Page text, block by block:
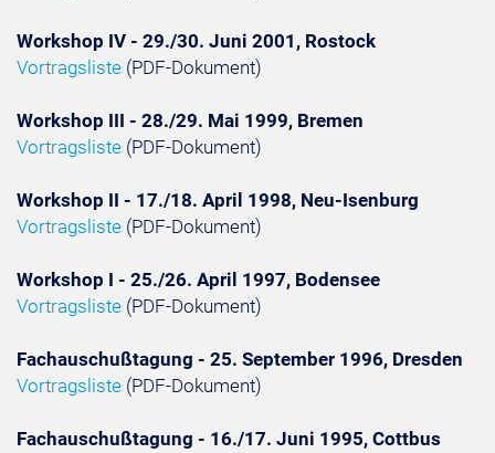
Workshop IV - 29./30. Juni 2001, Rostock
Vortragsliste (PDF-Dokument)
Workshop III - 28./29. Mai 1999, Bremen
Vortragsliste (PDF-Dokument)
Workshop II - 17./18. April 1998, Neu-Isenburg
Vortragsliste (PDF-Dokument)
Workshop I - 25./26. April 1997, Bodensee
Vortragsliste (PDF-Dokument)
Fachauschußtagung - 25. September 1996, Dresden
Vortragsliste (PDF-Dokument)
Fachauschußtagung - 16./17. Juni 1995, Cottbus